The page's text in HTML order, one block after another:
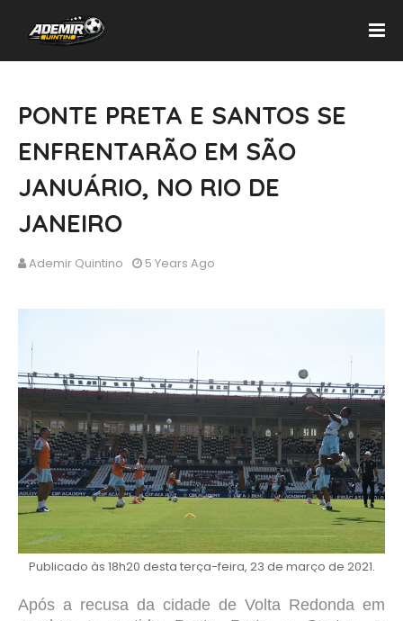
PONTE PRETA E SANTOS SE
ENFRENTARÃO EM SÃO
JANUÁRIO, NO RIO DE
JANEIRO
Ademir Quintino 5 Years Ago
Publicado às 18h20 desta terça-feira, 23 de março de 2021.
Após a recusa da cidade de Volta Redonda em